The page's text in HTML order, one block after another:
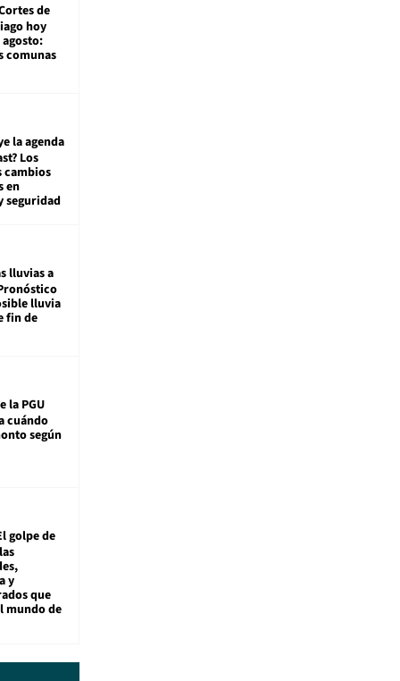
de
hoy
agosto:
comunas
la agenda
Los
cambios
en
seguridad
lluvias a
lluvia
fin de
la PGU
cuándo
según
golpe de
y
que
mundo de